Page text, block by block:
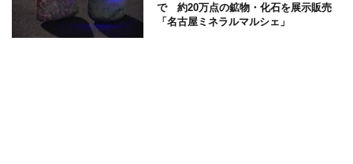
で 約20万点の鉱物・化石を展示販売
「名古屋ミネラルマルシェ」